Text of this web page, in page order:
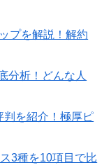
プを解説！解約
分析！どんな人
判を紹介！極厚ピ
3種を10項目で比